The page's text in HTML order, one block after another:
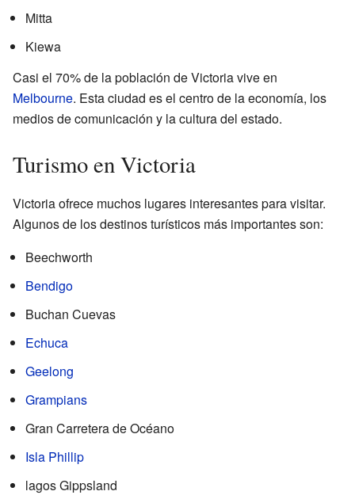
Mitta
Kiewa
Casi el 70% de la población de Victoria vive en
Melbourne. Esta ciudad es el centro de la economía, los
medios de comunicación y la cultura del estado.
Turismo en Victoria
Victoria ofrece muchos lugares interesantes para visitar.
Algunos de los destinos turísticos más importantes son:
Beechworth
Bendigo
Buchan Cuevas
Echuca
Geelong
Grampians
Gran Carretera de Océano
Isla Phillip
lagos Gippsland